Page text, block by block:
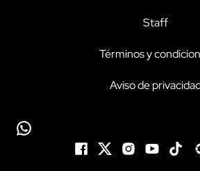
Staff
Términos y
Aviso de